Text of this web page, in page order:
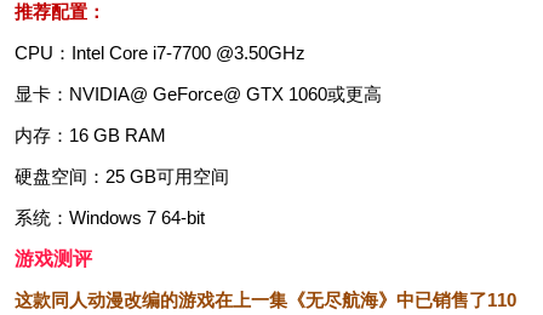
推荐配置：
CPU：Intel Core i7-7700 @3.50GHz
显卡：NVIDIA@ GeForce@ GTX 1060或更高
内存：16 GB RAM
硬盘空间：25 GB可用空间
系统：Windows 7 64-bit
游戏测评
这款同人动漫改编的游戏在上一集《无尽航海》中已销售了110